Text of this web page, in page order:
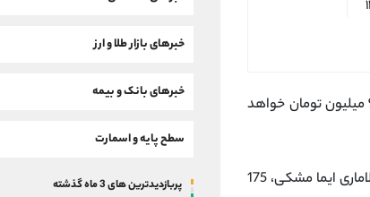
550 دستگاه خودرو لاماری با قیمت پایه 981 میلیون تومان خواهد
از میان 550 دستگاه خودرو در نظر گرفته شده برای عرضه در روز 14 اسفند، 175 دستگاه لاماری ایما مشکی، 175
خبرهای بازار طلا و ارز
خبرهای بانک و بیمه
سطح پایه و اسمارت
پربازدیدترین های 3 ماه گذشته